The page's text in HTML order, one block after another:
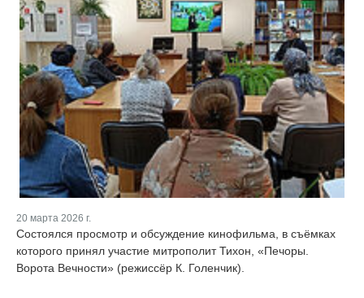
20 марта 2026 г.
Состоялся просмотр и обсуждение кинофильма, в съёмках
которого принял участие митрополит Тихон, «Печоры.
Ворота Вечности» (режиссёр К. Голенчик).